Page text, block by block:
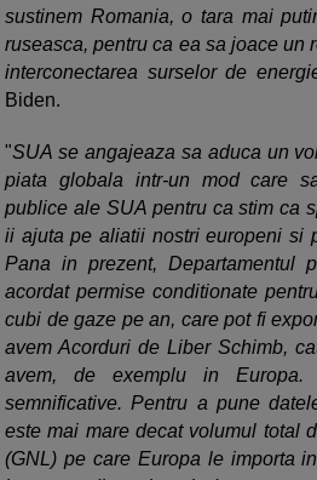
sustinem Romania, o tara mai
ruseasca, pentru ca ea sa joace un
interconectarea surselor de
Biden.
"SUA se angajeaza sa aduca un
piata globala intr-un mod care
publice ale SUA pentru ca stim ca
ii ajuta pe aliatii nostri europeni si
Pana in prezent, Departamentul
acordat permise conditionate
cubi de gaze pe an, care pot fi
avem Acorduri de Liber Schimb,
avem, de exemplu in Europa.
semnificative. Pentru a pune
este mai mare decat volumul total
(GNL) pe care Europa le importa